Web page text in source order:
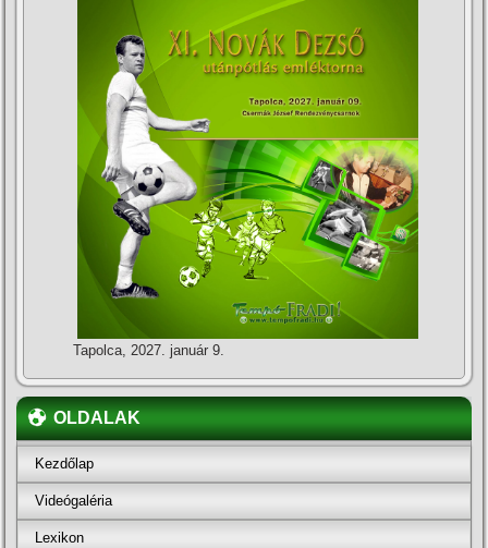
Tapolca, 2027. január 9.
OLDALAK
Kezdőlap
Videógaléria
Lexikon